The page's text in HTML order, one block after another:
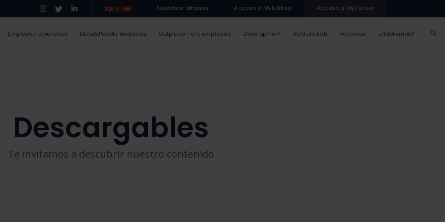
Nuestras oficinas Acceso a MyLukkap Acceso a MyCareer
Employee Experience Data&People Analytics Outplacement empresas Development Venture Lab Recursos ¿Hablamos?
Descargables
Te invitamos a descubrir nuestro contenido